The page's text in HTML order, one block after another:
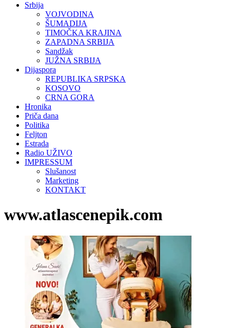
Srbija
VOJVODINA
ŠUMADIJA
TIMOČKA KRAJINA
ZAPADNA SRBIJA
Sandžak
JUŽNA SRBIJA
Dijaspora
REPUBLIKA SRPSKA
KOSOVO
CRNA GORA
Hronika
Priča dana
Politika
Feljton
Estrada
Radio UŽIVO
IMPRESSUM
Slušanost
Marketing
KONTAKT
www.atlascenepik.com